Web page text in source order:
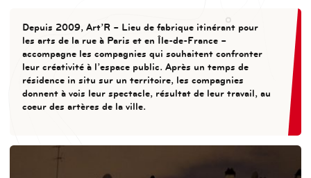
Depuis 2009, Art’R – Lieu de fabrique itinérant pour
les arts de la rue à Paris et en Île-de-France –
accompagne les compagnies qui souhaitent confronter
leur créativité à l’espace public. Après un temps de
résidence in situ sur un territoire, les compagnies
donnent à vois leur spectacle, résultat de leur travail, au
coeur des artères de la ville.